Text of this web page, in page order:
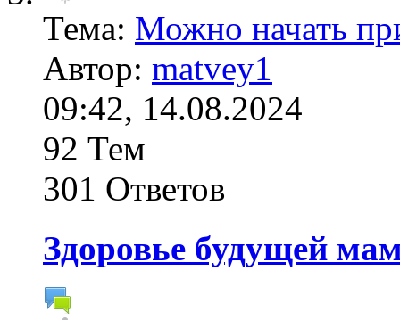
Тема: Можно начать
Автор: matvey1
09:42, 14.08.2024
92 Тем
301 Ответов
Здоровье будущей